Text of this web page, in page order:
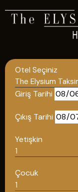
Otel Seçiniz
Giriş Tarihi
Çıkış Tarihi
Yetişkin
Çocuk
English